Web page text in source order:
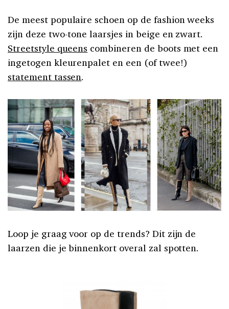
De meest populaire schoen op de fashion weeks
zijn deze two-tone laarsjes in beige en zwart.
Streetstyle queens combineren de boots met een
ingetogen kleurenpalet en een (of twee!)
statement tassen.
Loop je graag voor op de trends? Dit zijn de
laarzen die je binnenkort overal zal spotten.